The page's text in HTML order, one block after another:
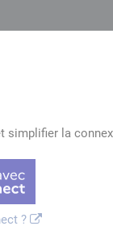
la
?